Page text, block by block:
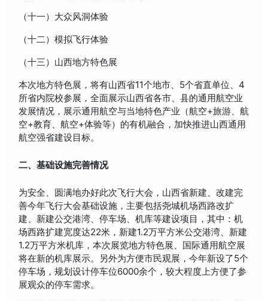
（十一）大众风洞体验
（十二）模拟飞行体验
（十三）山西地方特色展
本次地方特色展，将有山西省11个地市、5个省直单位、4
所省内院校参展，全面展示山西省各市、县的通用航空业
发展情况，展示通用航空与当地特色产业（航空+旅游、航
空+教育、航空+体验等）的有机融合，加快推进山西通用
航空强省建设目标。
二、基础设施完善情况
为安全、圆满地办好此次飞行大会，山西省新建、改建完
善今年飞行大会基础设施，主要包括尧城机场西路改扩
建、新建公交港湾、停车场、机库等建设项目，其中：机
场西路扩建宽度达22米，新建1.2万平方米公交港湾、新建
1.2万平方米机库，本次展览地方特色展、国际通用航空展
将在新的机库展示。另外为方便市民观展，今年新设了5个
停车场，规划设计停车位6000余个，较大程度上方便了参
展观众的停车需求。